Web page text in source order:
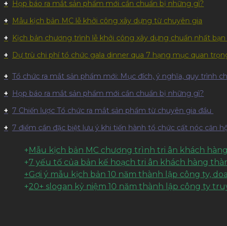
Họp báo ra mắt sản phẩm mới cần chuẩn bị những gì?
Mẫu kịch bản MC lễ khởi công xây dựng từ chuyên gia
Kịch bản chương trình lễ khởi công xây dựng chuẩn nhất
Dự trù chi phí tổ chức gala dinner qua 7 hạng mục quan
Tổ chức ra mắt sản phẩm mới: Mục đích, ý nghĩa, quy trình
Họp báo ra mắt sản phẩm mới cần chuẩn bị những gì?
7 Chiến lược Tổ chức ra mắt sản phẩm từ chuyên gia đầu
7 điểm cần đặc biệt lưu ý khi tiến hành tổ chức cất nóc căn
+Mẫu kịch bản MC chương trình tri ân khách
+7 yếu tố của bản kế hoạch tri ân khách hàng
+Gợi ý mẫu kịch bản 10 năm thành lập công ty,
+20+ slogan kỷ niệm 10 năm thành lập công ty